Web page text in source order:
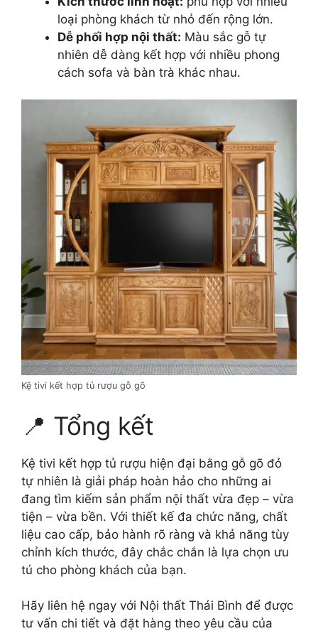
loại phòng khách từ nhỏ đến rộng lớn.
Dễ phối hợp nội thất: Màu sắc gỗ tự
nhiên dễ dàng kết hợp với nhiều phong
cách sofa và bàn trà khác nhau.
Kệ tivi kết hợp tủ rượu gỗ gõ
📍 Tổng kết
Kệ tivi kết hợp tủ rượu hiện đại bằng gỗ gõ đỏ
tự nhiên là giải pháp hoàn hảo cho những ai
đang tìm kiếm sản phẩm nội thất vừa đẹp – vừa
tiện – vừa bền. Với thiết kế đa chức năng, chất
liệu cao cấp, bảo hành rõ ràng và khả năng tùy
chỉnh kích thước, đây chắc chắn là lựa chọn ưu
tú cho phòng khách của bạn.
Hãy liên hệ ngay với Nội thất Thái Bình để được
tư vấn chi tiết và đặt hàng theo yêu cầu của